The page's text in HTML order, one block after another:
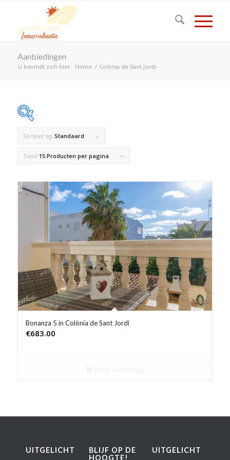
Aanbiedingen
U bevindt zich hier: Home / Colònia de Sant Jordi
Op voorraad
Product Land
Product Maximaal aantal personen
Product Prijs vanaf €
Product Rating
Product Reisorganisatie
Product Type vakantie
Product Wifi
Sorteer op Standaard
Toon 15 Producten per pagina
Bonanza 5 in Colònia de Sant Jordi
€683.00
UITGELICHT
BLIJF OP DE
HOOGTE!
UITGELICHT